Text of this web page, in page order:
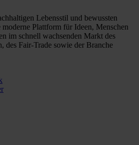
Lebensstil und bewussten
Plattform für Ideen, Menschen
im schnell wachsenden Markt des
des Fair-Trade sowie der Branche